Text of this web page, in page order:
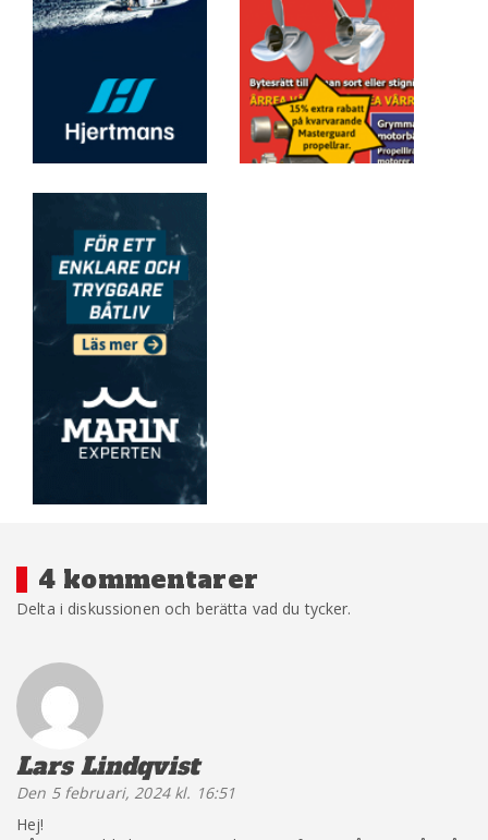
4 kommentarer
Delta i diskussionen och berätta vad du tycker.
Lars Lindqvistsäger:
Den 5 februari, 2024 kl. 16:51
Hej!